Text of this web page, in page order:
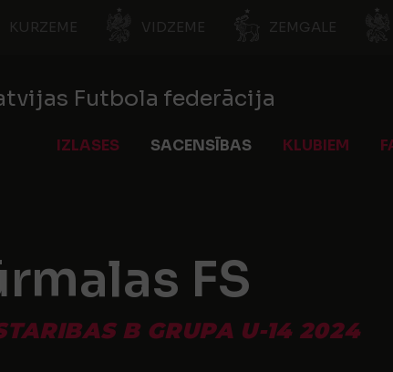
KURZEME VIDZEME ZEMGALE
Futbola federācija
IZLASES SACENSĪBAS KLUBIEM
FS
B GRUPA U-14 2024